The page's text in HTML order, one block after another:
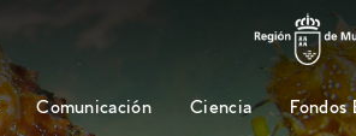
Comunicación Ciencia Fondos